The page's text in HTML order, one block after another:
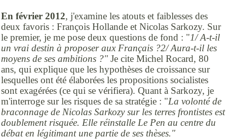
En février 2012, j'examine les atouts et faiblesses des
deux favoris : François Hollande et Nicolas Sarkozy. Sur
le premier, je me pose deux questions de fond : "1/ A-t-il
un vrai destin à proposer aux Français ?2/ Aura-t-il les
moyens de ses ambitions ?" Je cite Michel Rocard, 80
ans, qui explique que les hypothèses de croissance sur
lesquelles ont été élaborées les propositions socialistes
sont exagérées (ce qui se vérifiera). Quant à Sarkozy, je
m'interroge sur les risques de sa stratégie : "La volonté de
braconnage de Nicolas Sarkozy sur les terres frontistes est
doublement risquée. Elle réinstalle Le Pen au centre du
débat en légitimant une partie de ses thèses."